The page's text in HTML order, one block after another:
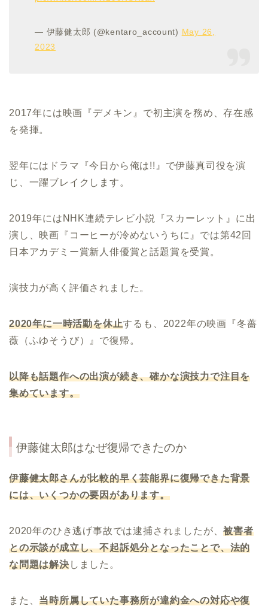
— 伊藤健太郎 (@kentaro_account) May 26,
2023
2017年には映画『デメキン』で初主演を務め、存在感
を発揮。
翌年にはドラマ『今日から俺は!!』で伊藤真司役を演
じ、一躍ブレイクします。
2019年にはNHK連続テレビ小説『スカーレット』に出
演し、映画『コーヒーが冷めないうちに』では第42回
日本アカデミー賞新人俳優賞と話題賞を受賞。
演技力が高く評価されました。
2020年に一時活動を休止するも、2022年の映画『冬薔
薇（ふゆそうび）』で復帰。
以降も話題作への出演が続き、確かな演技力で注目を
集めています。
伊藤健太郎はなぜ復帰できたのか
伊藤健太郎さんが比較的早く芸能界に復帰できた背景
には、いくつかの要因があります。
2020年のひき逃げ事故では逮捕されましたが、被害者
との示談が成立し、不起訴処分となったことで、法的
な問題は解決しました。
また、当時所属していた事務所が違約金への対応や復